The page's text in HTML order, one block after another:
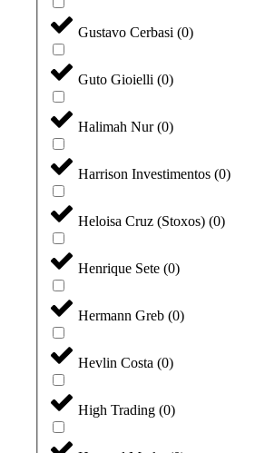
Gustavo Cerbasi (0)
Guto Gioielli (0)
Halimah Nur(0)
Harrison Investimentos (0)
Heloisa Cruz (Stoxos) (0)
Henrique Sete (0)
Hermann Greb (0)
Hevlin Costa (0)
High Trading (0)